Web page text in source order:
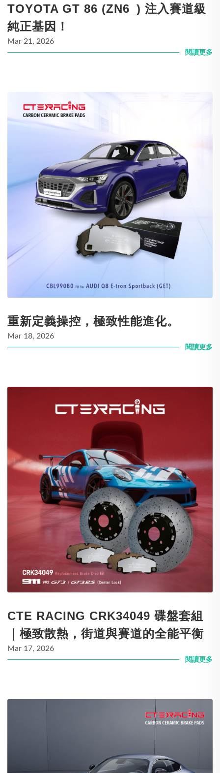
TOYOTA GT 86 (ZN6_) 注入賽道級
純正基因！
Mar 21, 2026
閱讀更多
重新定義操控，極致性能進化。
Mar 18, 2026
閱讀更多
CTE RACING CRK34049 碟盤套組
｜極致散熱，街道與賽道的全能平衡
Mar 17, 2026
閱讀更多